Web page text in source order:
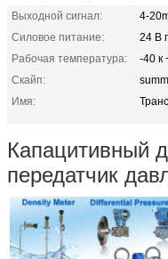
Выходной сигнал:
4-
Силовое питание:
24 В
Рабочая температура:
-40 к
Скайп:
Имя:
Капацитивный
передатчик